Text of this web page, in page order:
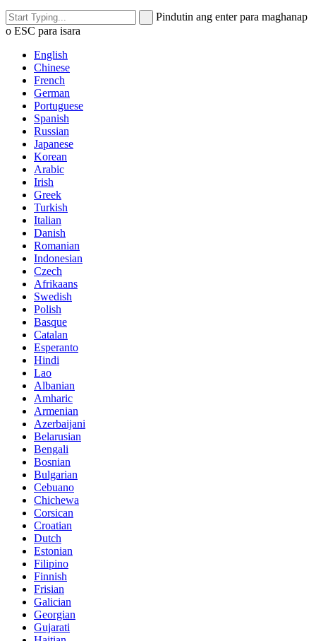
Pindutin ang enter para maghanap
o ESC para isara
English
Chinese
French
German
Portuguese
Spanish
Russian
Japanese
Korean
Arabic
Irish
Greek
Turkish
Italian
Danish
Romanian
Indonesian
Czech
Afrikaans
Swedish
Polish
Basque
Catalan
Esperanto
Hindi
Lao
Albanian
Amharic
Armenian
Azerbaijani
Belarusian
Bengali
Bosnian
Bulgarian
Cebuano
Chichewa
Corsican
Croatian
Dutch
Estonian
Filipino
Finnish
Frisian
Galician
Georgian
Gujarati